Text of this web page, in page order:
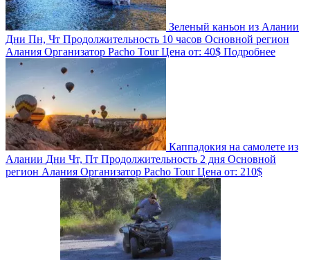
Зеленый каньон из Алании
Дни Пн, Чт Продолжительность 10 часов Основной регион
Алания Организатор Pacho TourЦена от: 40$ Подробнее
Каппадокия на самолете из
Алании Дни Чт, Пт Продолжительность 2 дня Основной
регион Алания Организатор Pacho TourЦена от: 210$